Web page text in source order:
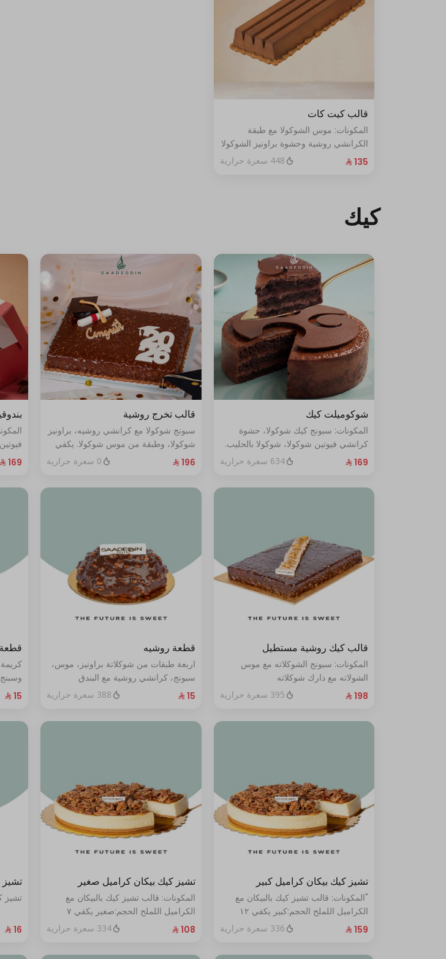
قالب كيت كات
المكونات: موس الشوكولا مع طبقة
الكرانشي روشية وحشوة براونيز الشوكولا
المغطاة بالكراميل
448 سعرة حرارية
كيك
شوكوميلت كيك
المكونات: سبونج كيك شوكولا، حشوة
كرانشي فيوتين شوكولا، شوكولا بالحليب.
(تكفي من ٨ إلى ١٠ شخصًا)
634 سعرة حرارية
قالب تخرج روشية
سبونج شوكولا مع كرانشي روشيه، براونيز
شوكولا، وطبقة من موس شوكولا. يكفي
من ١٠ إلى ١٢ شخصًا
0 سعرة حرارية
قالب كيك روشية مستطيل
المكونات: سبونج الشوكلاته مع موس
الشولاته مع دارك شوكلاته
الحجم:صغير:يكفي ١٤ أشخاص"
395 سعرة حرارية
قطعة روشيه
اربعة طبقات من شوكلاتة براونيز، موس،
سبونج، كرانشي روشية مع البندق
388 سعرة حرارية
تشيز كيك بيكان كراميل كبير
"المكونات: قالب تشيز كيك بالبيكان مع
الكراميل اللملح الحجم:كبير يكفي ١٢
أشخاص"
336 سعرة حرارية
تشيز كيك بيكان كراميل صغير
المكونات: قالب تشيز كيك بالبيكان مع
الكراميل اللملح الحجم:صغير يكفي ٧
أشخاص
334 سعرة حرارية
تشيز